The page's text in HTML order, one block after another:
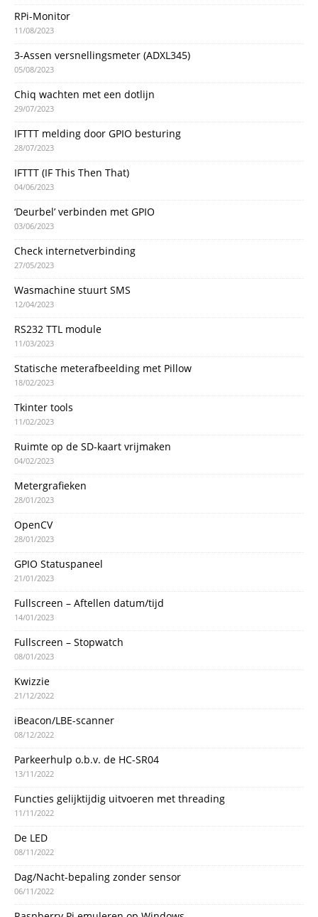
RPi-Monitor
11/08/2023
3-Assen versnellingsmeter (ADXL345)
05/08/2023
Chiq wachten met een dotlijn
29/07/2023
IFTTT melding door GPIO besturing
28/07/2023
IFTTT (IF This Then That)
04/06/2023
‘Deurbel’ verbinden met GPIO
03/06/2023
Check internetverbinding
27/05/2023
Wasmachine stuurt SMS
12/04/2023
RS232 TTL module
11/03/2023
Statische meterafbeelding met Pillow
18/02/2023
Tkinter tools
11/02/2023
Ruimte op de SD-kaart vrijmaken
04/02/2023
Metergrafieken
28/01/2023
OpenCV
28/01/2023
GPIO Statuspaneel
21/01/2023
Fullscreen – Aftellen datum/tijd
14/01/2023
Fullscreen – Stopwatch
08/01/2023
Kwizzie
21/12/2022
iBeacon/LBE-scanner
08/12/2022
Parkeerhulp o.b.v. de HC-SR04
13/11/2022
Functies gelijktijdig uitvoeren met threading
11/11/2022
De LED
08/11/2022
Dag/Nacht-bepaling zonder sensor
06/11/2022